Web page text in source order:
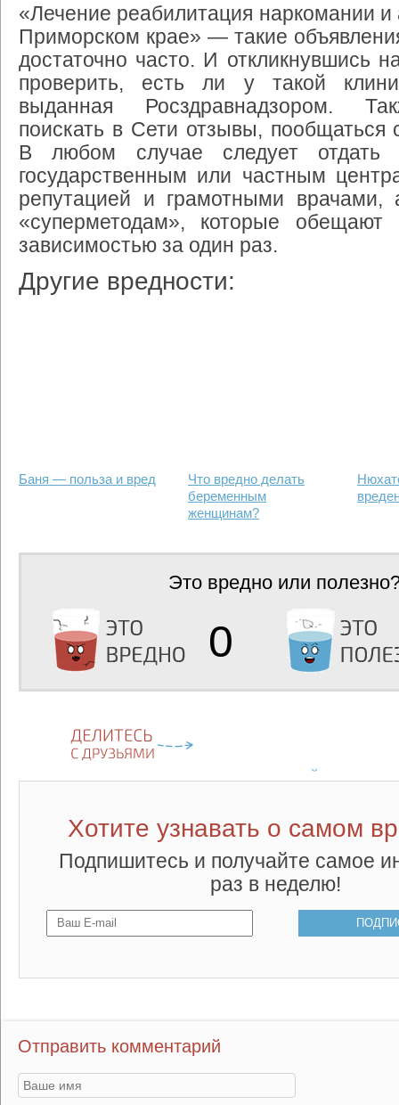
«Лечение реабилитация наркомании и
Приморском крае» — такие
достаточно часто. И откликнувшись
проверить, есть ли у такой
выданная Росздравнадзором.
поискать в Сети отзывы, пообщаться
В любом случае следует отдать
государственным или частным
репутацией и грамотными врачами,
«суперметодам», которые обещают
зависимостью за один раз.
Другие вредности:
Баня — польза и вред
Что вредно делать
беременным
женщинам?
Это вредно или
0
Хотите узнавать о самом
Подпишитесь и получайте самое
раз в неделю!
Отправить комментарий